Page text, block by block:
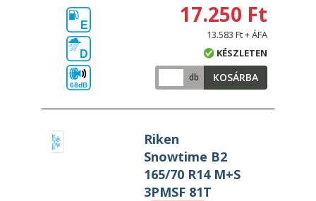
E
D
68dB
17.250 Ft
13.583 Ft + ÁFA
KÉSZLETEN
db KOSÁRBA
Riken
Snowtime B2
165/70 R14 M+S
3PMSF 81T